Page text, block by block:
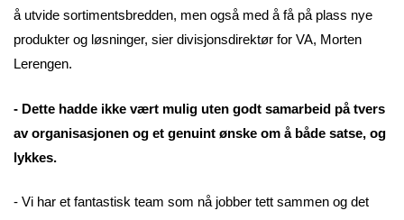
å utvide sortimentsbredden, men også med å få på plass nye
produkter og løsninger, sier divisjonsdirektør for VA, Morten
Lerengen.
- Dette hadde ikke vært mulig uten godt samarbeid på tvers
av organisasjonen og et genuint ønske om å både satse, og
lykkes.
- Vi har et fantastisk team som nå jobber tett sammen og det